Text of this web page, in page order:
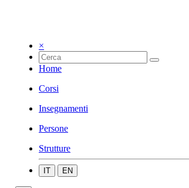
×
Home
Corsi
Insegnamenti
Persone
Strutture
IT EN